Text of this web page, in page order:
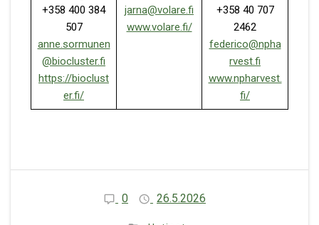
+358 400 384
507
anne.sormunen
@biocluster.fi
https://bioclust
er.fi/
jarna@volare.fi
www.volare.fi/
+358 40 707
2462
federico@npha
rvest.fi
www.npharvest.
fi/
0 26.5.2026